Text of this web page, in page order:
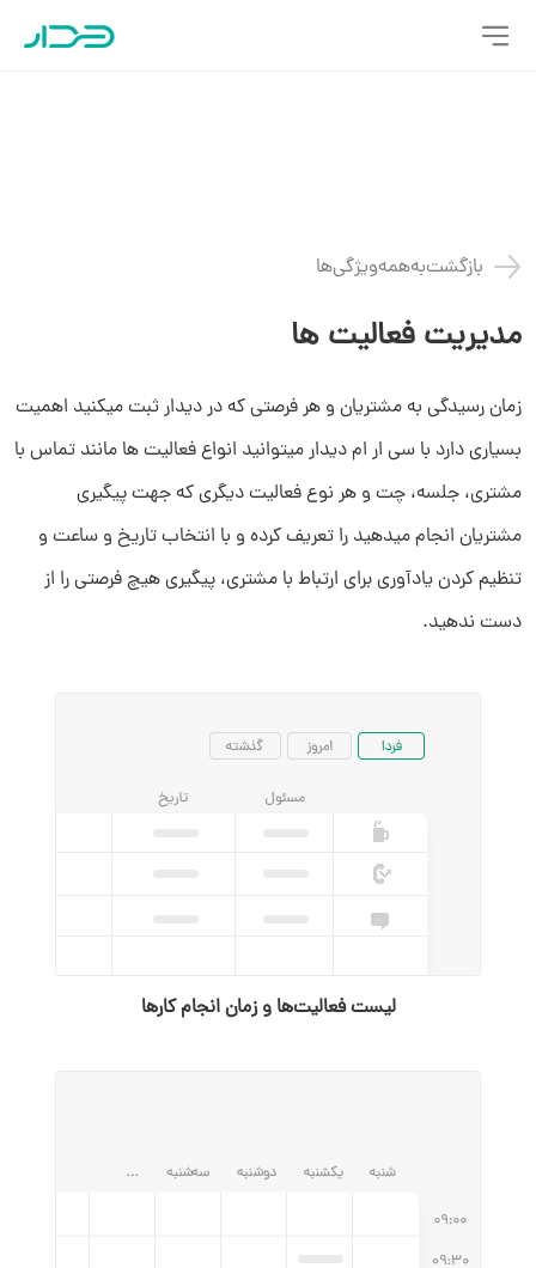
بازگشت‌به‌همه‌ویژگی‌ها
مدیریت فعالیت ها
زمان رسیدگی به مشتریان و هر فرصتی که در دیدار ثبت میکنید اهمیت
بسیاری دارد با سی ار ام دیدار میتوانید انواع فعالیت ها مانند تماس با
مشتری، جلسه، چت و هر نوع فعالیت دیگری که جهت پیگیری
مشتریان انجام میدهید را تعریف کرده و با انتخاب تاریخ و ساعت و
تنظیم کردن یادآوری برای ارتباط با مشتری، پیگیری هیچ فرصتی را از
دست ندهید.
لیست فعالیت‌‌ها و زمان انجام کارها